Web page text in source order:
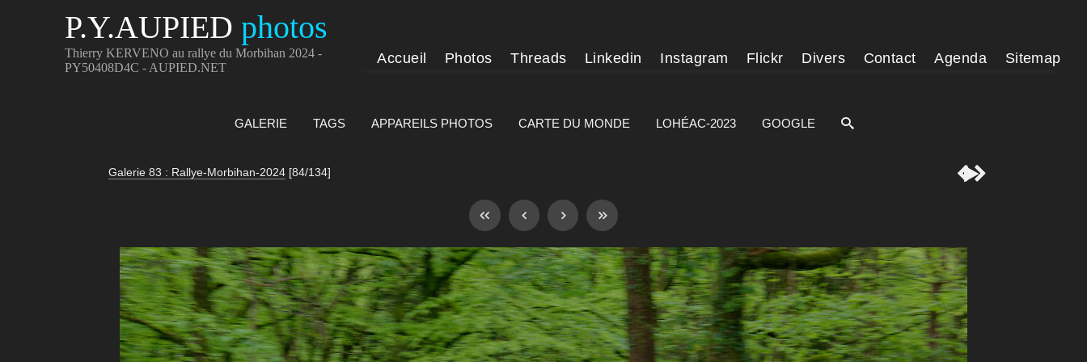
P.Y.AUPIED photos
Thierry KERVENO au rallye du Morbihan 2024 -
PY50408D4C - AUPIED.NET
Accueil Photos Threads Linkedin Instagram Flickr Divers Contact Agenda Sitemap
GALERIE TAGS APPAREILS PHOTOS CARTE DU MONDE LOHÉAC-2023 GOOGLE
Galerie 83 : Rallye-Morbihan-2024 [84/134] 